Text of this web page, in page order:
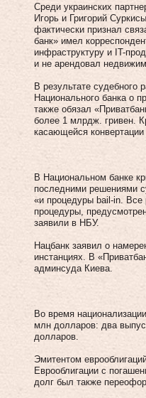
Среди украинских
Игорь и Григорий
фактически признал
банк» имел
инфраструктуру и IT-
и не арендовал
В результате судебного
Национального банка о
также обязал
более 1 млрдж. гривен.
касающейся конвертации
В Национальном банке
последними решениями
«и процедуры bail-in. Все
процедуры,
заявили в НБУ.
Нацбанк заявил о
инстанциях. В
админсуда Киева.
Во время
млн долларов: два
долларов.
Эмитентом
Еврооблигации с
долг был также